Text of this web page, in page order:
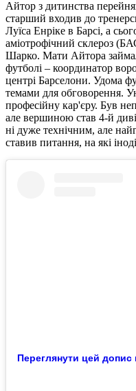
Айтор з дитинства
старший входив до
Луїса Енріке в Барсі, а
аміотрофічний склероз
Шарко. Мати Айтора
футболі – координатор
центрі Барселони. Удома
темами для обговорення.
професійну кар'єру. Був
але вершиною став 4-й
ні дуже технічним, але
ставив питання, на які
Переглянути цей допис